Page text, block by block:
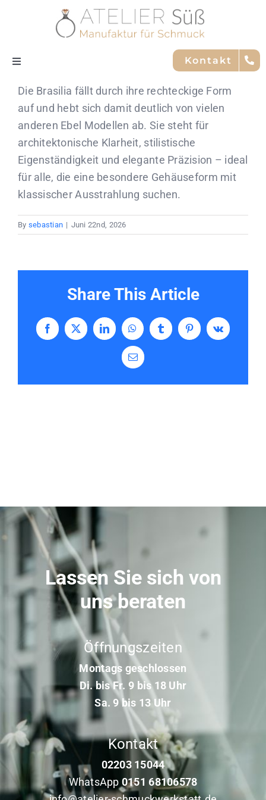
Toggle
Nachhaltigkeit
Trauringe
Service
Kontakt
Die Brasilia fällt durch ihre rechteckige Form
auf und hebt sich damit deutlich von vielen
anderen Ebel Modellen ab. Sie steht für
architektonische Klarheit, stilistische
Eigenständigkeit und elegante Präzision – ideal
für alle, die eine besondere Gehäuseform mit
klassischer Ausstrahlung suchen.
By sebastian | Juni 22nd, 2026
Share This Article
Facebook
X LinkedInWhatsAppTumblrPinterestVk
Email
Lassen Sie sich von
uns beraten
Öffnungszeiten
Montags geschlossen
Di. bis Fr. 9 bis 18 Uhr
Sa. 9 bis 13 Uhr
Kontakt
02203 15044
WhatsApp 0151 68106578